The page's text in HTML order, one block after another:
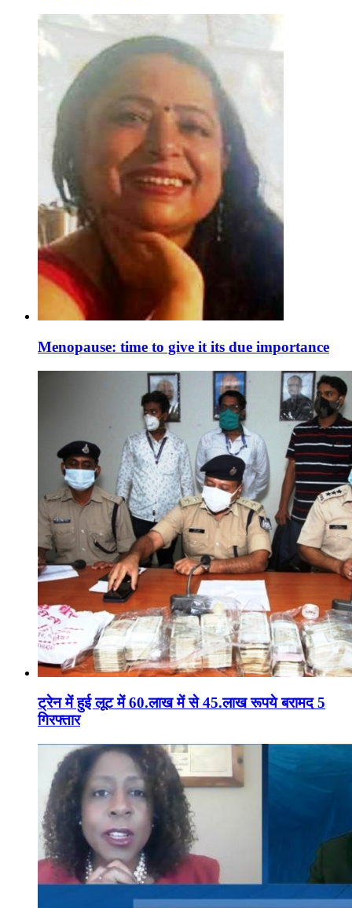
Menopause: time to give it its due importance
ट्रेन में हुई लूट में 60.लाख में से 45.लाख रूपये बरामद 5
गिरफ्तार